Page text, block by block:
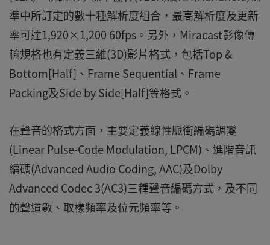
準中所訂定的數十種解析度組合，最高解析度及更新
率可達1,920×1,200 60fps。另外，Miracast影像傳
輸規格也有定義三維(3D)影片格式，包括Top &
Bottom[Half]、Frame Sequential、Frame
Packing及Side by Side[Half]等格式。
在聲音的格式方面，主要定義線性脈衝編碼調變
(Linear Pulse-Code Modulation, LPCM)、進階音訊
編碼(Advanced Audio Coding, AAC)及Dolby
Advanced Codec 3(AC3)三種聲音編碼方式，及不同
的聲道數、取樣頻率及位元頻率等。